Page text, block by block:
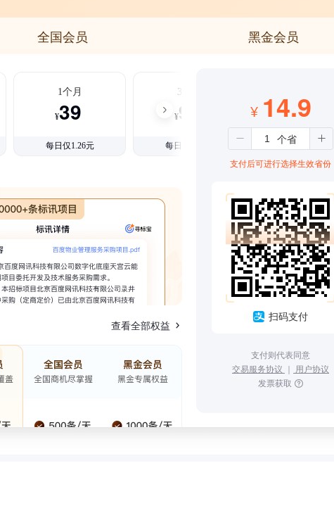
全国会员 黑金会员
1个月
¥39
每日仅1.26元
3个月
¥99
每日仅1.08元
查看全部权益
¥ 14.9
支付后可进行选择生效省份
扫码支付
支付则代表同意
交易服务协议 ｜ 用户协议
发票获取